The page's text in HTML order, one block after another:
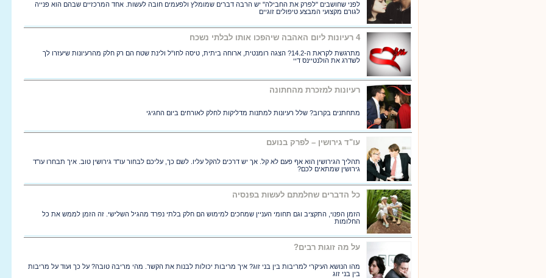
לפני שחושבים "לפרק את החבילה" יש הרבה דברים שמומלץ ולפעמים חובה לעשות. אחד המרכזיים שבהם הוא פנייה
לגורם מקצועי המבצע טיפולים זוגיים
4 רעיונות ליום האהבה שיהפכו אותו לבלתי נשכח
מתרגשת לקראת ה-14.2? הצגה רומנטית, ארוחה ביתית, טיסה לחו"ל ולינת שטח הם רק חלק מהרעיונות שיעזרו לך
לשדרג את הולנטיינס דיי
רעיונות למזכרת מהחתונה
מתחתנים בקרוב? שלל רעיונות למתנות מדליקות לחלק לאורחים ביום החגיגי
עו"ד גירושין – לפרק בנועם
תהליך הגירושין הוא אף פעם לא קל. אך יש דרכים להקל עליו. לשם כך, עליכם לבחור עו"ד גירושין טוב. איך תבחרו עו"ד
גירושין שמתאים לכם?
כל הדברים שחלמתם לעשות בפנסיה
הזמן הפנוי, התקציב וגם תחומי העניין שמחכים למימוש הם חלק בלתי נפרד מהגיל השלישי. זה הזמן לממש את כל
החלומות
על מה זוגות רבים?
מהו הנושא העיקרי למריבות בין בני זוג? איך מריבות יכולות לבנות את הקשר. מהי מריבה טובה? על כך ועוד על מריבות
בין בני זוג